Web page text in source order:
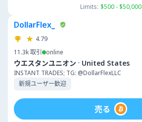
Limits: $500 - $50,000
DollarFlex_
4.79
11.3k取引 online
ウエスタンユニオン · United States
INSTANT TRADES; TG: @DollarFlexLLC
新規ユーザー歓迎
売る